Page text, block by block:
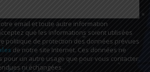
email et toute autre information
que les informations soient utilisées
politique de protection des données prévues
de notre site Internet. Ces données ne
pour un autre usage que pour vous contacter.
ni échangées.